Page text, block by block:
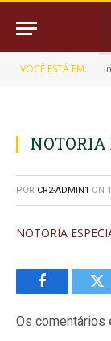
VOCÊ ESTÁ EM:
NOTORIA
POR CR2-ADMIN1 ON
NOTORIA
Facebook
Os comentários